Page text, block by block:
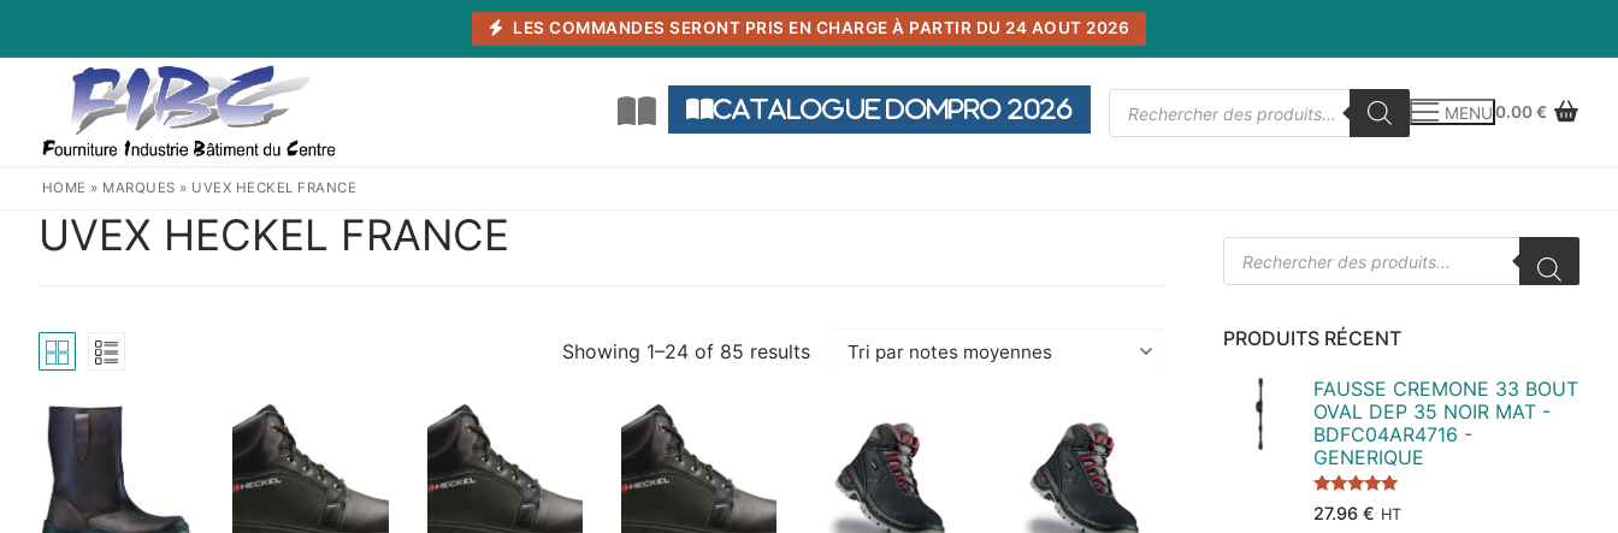
LES COMMANDES SERONT PRIS EN CHARGE À PARTIR DU 24 AOUT 2026
Catalogue DOMPRO 2026
Recherche
de
produits
MENU0.00€
HOME » MARQUES » UVEX HECKEL FRANCE
UVEX HECKEL FRANCE
Showing 1–24 of 85 results
Trié
moyenne
Recherche
de
produits
PRODUITS RÉCENT
FAUSSE CREMONE 33 BOUT
OVAL DEP 35 NOIR MAT -
BDFC04AR4716 -
GENERIQUE
Note5.00
sur 5
27.96 € HT